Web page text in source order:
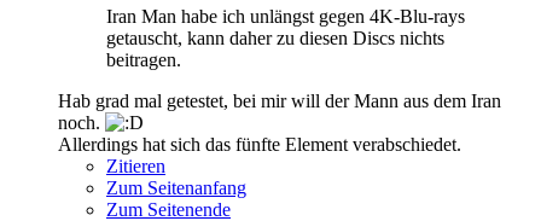
Iran Man habe ich unlängst gegen 4K-Blu-rays
getauscht, kann daher zu diesen Discs nichts
beitragen.
Hab grad mal getestet, bei mir will der Mann aus dem Iran
noch.
Allerdings hat sich das fünfte Element verabschiedet.
Zitieren
Zum Seitenanfang
Zum Seitenende